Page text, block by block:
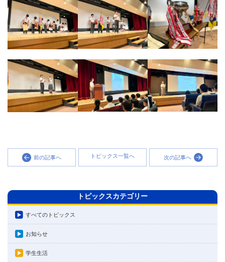
前の記事へ トピックス一覧へ 次の記事へ
トピックスカテゴリー
すべてのトピックス
お知らせ
学生生活